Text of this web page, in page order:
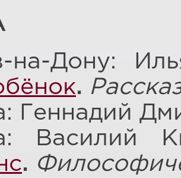
на-Дону:
.
Геннадий
Василий
.